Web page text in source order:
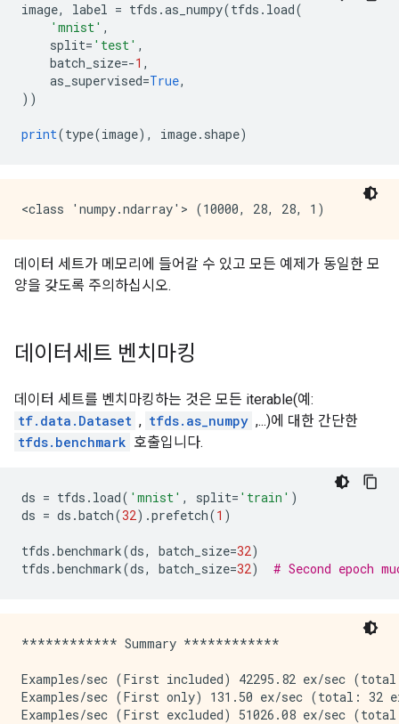
image, label = tfds .as_numpy(tfds . load(
'mnist' ,
split= 'test' ,
batch_size=-1 ,
as_supervised=True,
))
print(type(image), image. shape)
데이터 세트가 메모리에 들어갈 수 있고 모든 예제가 동일한 모
양을 갖도록 주의하십시오.
데이터세트 벤치마킹
데이터 세트를 벤치마킹하는 것은 모든 iterable(예:
tf.data.Dataset , tfds.as_numpy ,...)에 대한 간단한
tfds.benchmark 호출입니다.
ds = tfds . load( 'mnist' , split= 'train' )
ds = ds .batch(32).prefetch(1 )
tfds .benchmark(ds, batch_size=32)
tfds .benchmark(ds, batch_size=32) # Second epoch
************ Summary ************
Examples/sec (First included) 42295.82 ex/sec
Examples/sec (First only) 131.50 ex/sec (total: 32
Examples/sec (First excluded) 51026.08 ex/sec